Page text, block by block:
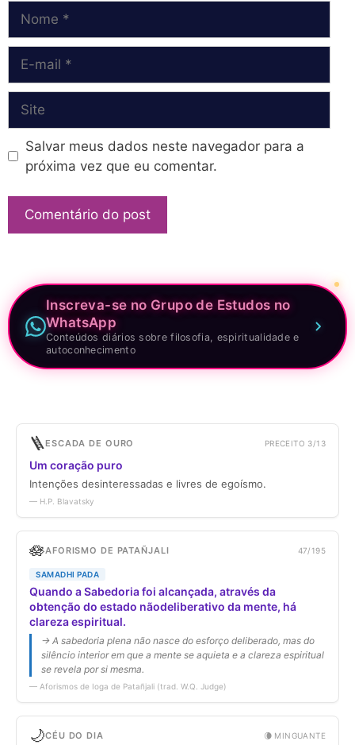
mail
Salvar meus dados neste navegador para a
próxima vez que eu comentar.
Inscreva-se no Grupo de Estudos no
WhatsApp
Conteúdos diários sobre filosofia, espiritualidade e
autoconhecimento